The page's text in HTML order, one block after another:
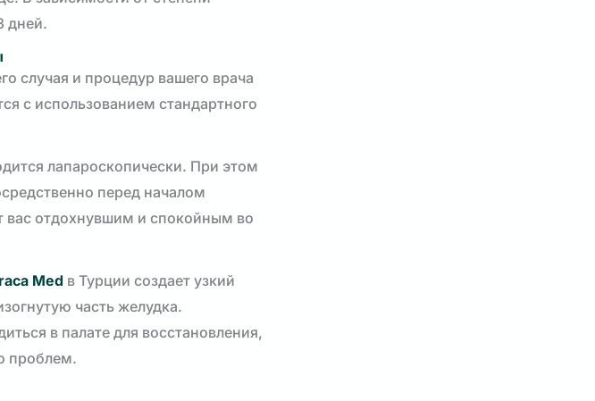
дней.
случая и процедур вашего врача
с использованием стандартного
лапароскопически. При этом
перед началом
вас отдохнувшим и спокойным во
Med в Турции создает узкий
часть желудка.
в палате для восстановления,
проблем.